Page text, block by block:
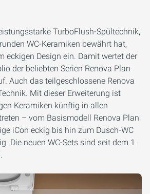
TurboFlush-Spültechnik,
WC-Keramiken bewährt hat,
eckigen Design ein. Damit wertet der
der beliebten Serien Renova Plan
Auch das teilgeschlossene Renova
Mit dieser Erweiterung ist
Keramiken künftig in allen
– vom Basismodell Renova Plan
iCon eckig bis hin zum Dusch-WC
Die neuen WC-Sets sind seit dem 1.